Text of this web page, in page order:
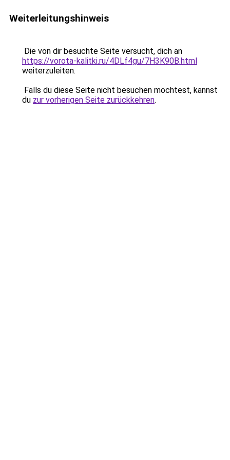
Weiterleitungshinweis
Die von dir besuchte Seite versucht, dich an
https://vorota-kalitki.ru/4DLf4gu/7H3K90B.html
weiterzuleiten.
Falls du diese Seite nicht besuchen möchtest, kannst
du zur vorherigen Seite zurückkehren.